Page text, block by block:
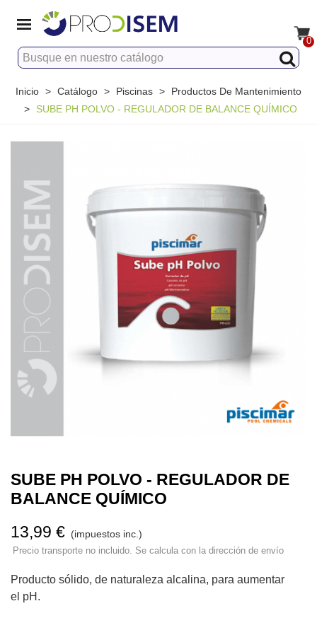
0
Inicio > Catálogo > Piscinas >
Productos De Mantenimiento
>
SUBE PH POLVO - REGULADOR DE BALANCE QUÍMICO
SUBE PH POLVO - REGULADOR DE
BALANCE QUÍMICO
13,99 € (impuestos inc.)
Precio transporte no incluido. Se calcula con la dirección de envío
Producto sólido, de naturaleza alcalina, para aumentar
el pH.